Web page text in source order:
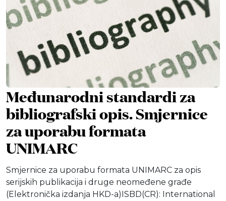
Međunarodni standardi za
bibliografski opis. Smjernice
za uporabu formata
UNIMARC
Smjernice za uporabu formata UNIMARC za opis
serijskih publikacija i druge neomeđene građe
(Elektronička izdanja HKD-a)ISBD(CR): International